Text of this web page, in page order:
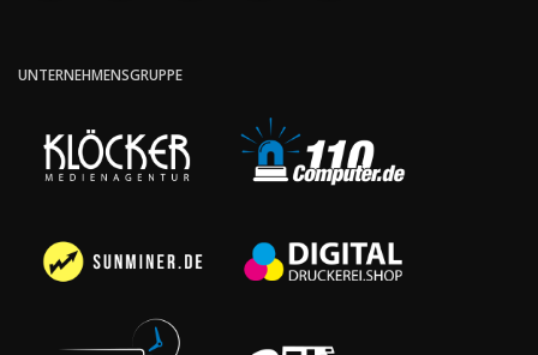
UNTERNEHMENSGRUPPE